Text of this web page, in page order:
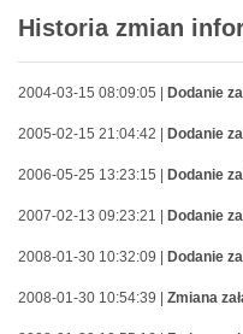
Historia zmian
2004-03-15 08:09:05 | Dodanie
2005-02-15 21:04:42 | Dodanie
2006-05-25 13:23:15 | Dodanie
2007-02-13 09:23:21 | Dodanie
2008-01-30 10:32:09 | Dodanie
2008-01-30 10:54:39 | Zmiana